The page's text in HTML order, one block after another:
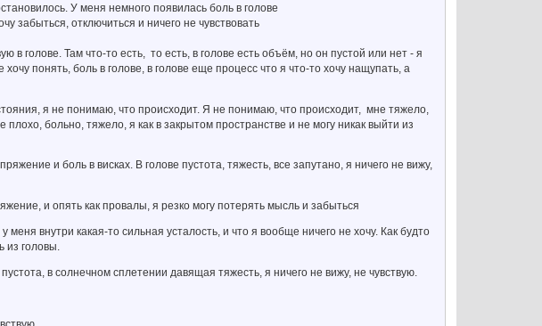
У меня немного появилась боль в голове
забыться, отключиться и ничего не чувствовать
в голове. Там что-то есть, то есть, в голове есть объём, но он пустой или нет - я
понять, боль в голове, в голове еще процесс что я что-то хочу нащупать, а
я не понимаю, что происходит. Я не понимаю, что происходит, мне тяжело,
больно, тяжело, я как в закрытом пространстве и не могу никак выйти из
и боль в висках. В голове пустота, тяжесть, все запутано, я ничего не вижу,
и опять как провалы, я резко могу потерять мысль и забыться
внутри какая-то сильная усталость, и что я вообще ничего не хочу. Как будто
из головы.
в солнечном сплетении давящая тяжесть, я ничего не вижу, не чувствую.